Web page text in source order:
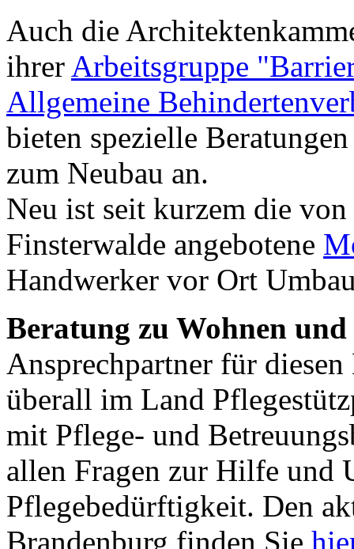
Auch die
ihrer Arbeitsgruppe
Allgemeine
bieten spezielle
zum Neubau an.
Neu ist seit kurzem die
Finsterwalde angebotene
Handwerker vor Ort
Beratung zu Wohnen
Ansprechpartner für
überall im Land
mit Pflege- und
allen Fragen zur Hilfe und
Pflegebedürftigkeit. Den
Brandenburg finden Sie